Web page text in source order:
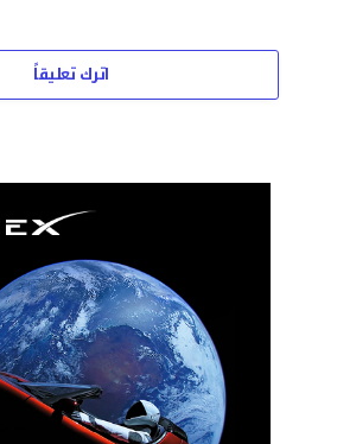
اترك تعليقاً